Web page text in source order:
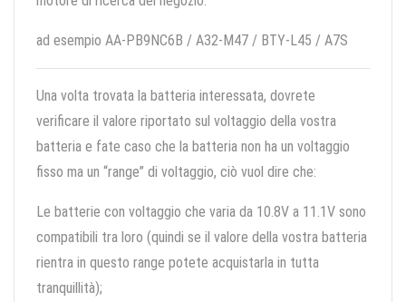
ad esempio AA-PB9NC6B / A32-M47 / BTY-L45 / A7S
Una volta trovata la batteria interessata, dovrete
verificare il valore riportato sul voltaggio della vostra
batteria e fate caso che la batteria non ha un voltaggio
fisso ma un “range” di voltaggio, ciò vuol dire che:
Le batterie con voltaggio che varia da 10.8V a 11.1V sono
compatibili tra loro (quindi se il valore della vostra batteria
rientra in questo range potete acquistarla in tutta
tranquillità);